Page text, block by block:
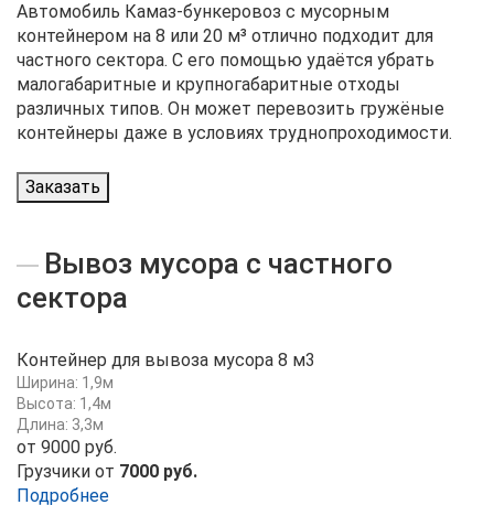
Автомобиль Камаз-бункеровоз с мусорным
контейнером на 8 или 20 м³ отлично подходит для
частного сектора. С его помощью удаётся убрать
малогабаритные и крупногабаритные отходы
различных типов. Он может перевозить гружёные
контейнеры даже в условиях труднопроходимости.
Заказать
Вывоз мусора с частного
сектора
Контейнер для вывоза мусора 8 м3
Ширина: 1,9м
Высота: 1,4м
Длина: 3,3м
от 9000 руб.
Грузчики от 7000 руб.
Подробнее